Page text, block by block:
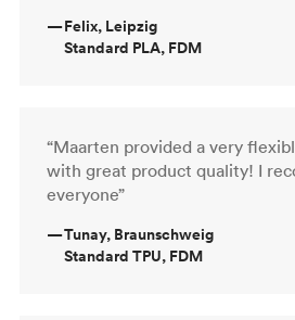
—Felix, Leipzig
Standard PLA, FDM
“Maarten provided a very
with great product quality! I
everyone”
—Tunay, Braunschweig
Standard TPU, FDM